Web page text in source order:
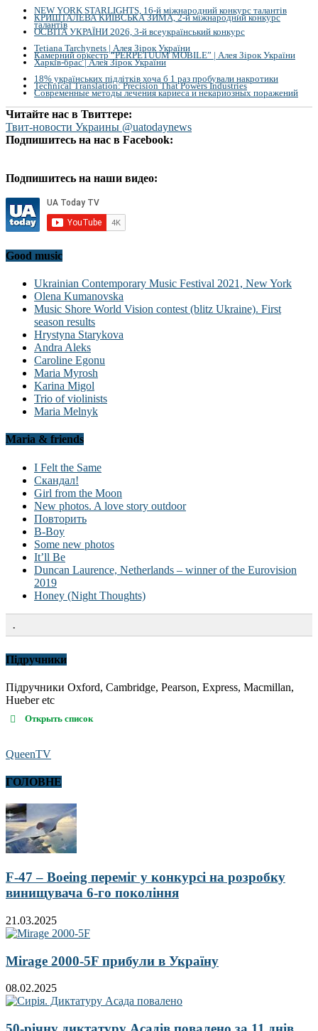
NEW YORK STARLIGHTS, 16-й міжнародний конкурс талантів
КРИШТАЛЕВА КИЇВСЬКА ЗИМА, 2-й міжнародний конкурс
талантів
ОСВІТА УКРАЇНИ 2026, 3-й всеукраїнський конкурс
Tetiana Tarchynets | Алея Зірок України
Камерний оркестр “PERPETUUM MOBILE” | Алея Зірок України
Харків-брас | Алея Зірок України
18% українських підлітків хоча б 1 раз пробували накротики
Technical Translation: Precision That Powers Industries
Современные методы лечения кариеса и некариозных поражений
Читайте нас в Твиттере:
Твит-новости Украины @uatodaynews
Подпишитесь на нас в Facebook:
Подпишитесь на наши видео:
Good music
Ukrainian Contemporary Music Festival 2021, New York
Olena Kumanovska
Music Shore World Vision contest (blitz Ukraine). First
season results
Hrystyna Starykova
Andra Aleks
Caroline Egonu
Maria Myrosh
Karina Migol
Trio of violinists
Maria Melnyk
Maria & friends
I Felt the Same
Скандал!
Girl from the Moon
New photos. A love story outdoor
Повторить
B-Boy
Some new photos
It’ll Be
Duncan Laurence, Netherlands – winner of the Eurovision
2019
Honey (Night Thoughts)
.
Підручники
Підручники Oxford, Cambridge, Pearson, Express, Macmillan,
Hueber etc
Открыть список
QueenTV
ГОЛОВНЕ
F-47 – Boeing переміг у конкурсі на розробку
винищувача 6-го покоління
21.03.2025
Mirage 2000-5F прибули в Україну
08.02.2025